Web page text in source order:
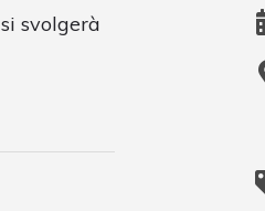
si svolgerà